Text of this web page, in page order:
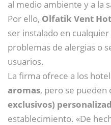
al medio ambiente y a la
Por ello, Olfatik Vent
ser instalado en
problemas de alergias o
usuarios.
La firma ofrece a los
aromas, pero se pueden
exclusivos)
establecimiento. «De